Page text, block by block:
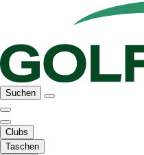
Suchen
Clubs
Taschen